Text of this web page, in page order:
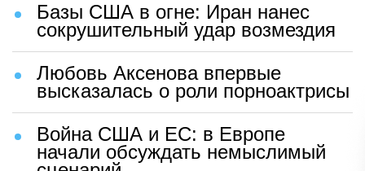
Базы США в огне: Иран нанес
сокрушительный удар возмездия
Любовь Аксенова впервые
высказалась о роли порноактрисы
Война США и ЕС: в Европе
начали обсуждать немыслимый